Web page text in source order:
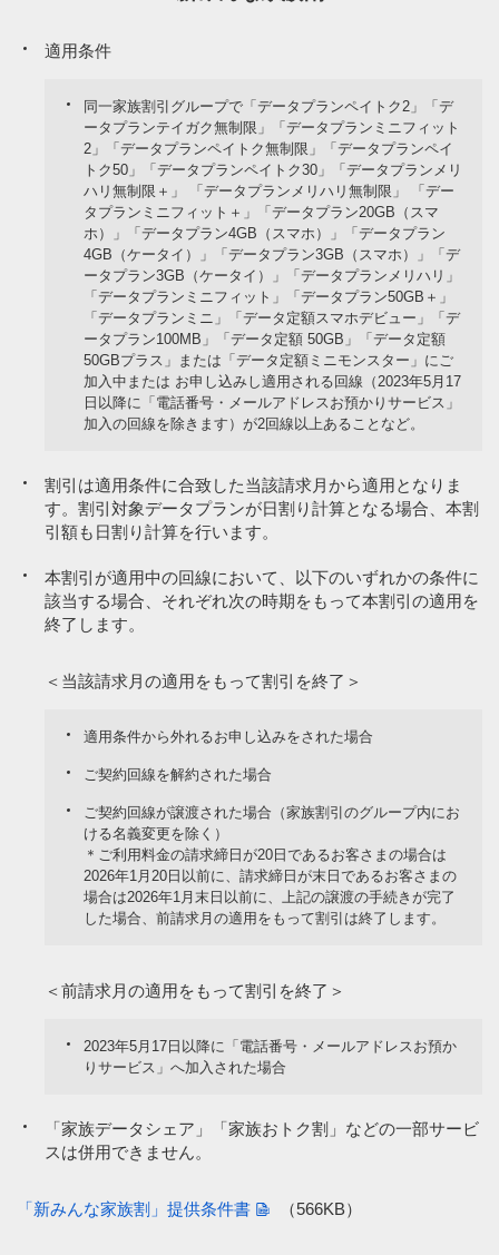
適用条件
同一家族割引グループで「データプランペイトク2」「デ
ータプランテイガク無制限」「データプランミニフィット
2」「データプランペイトク無制限」「データプランペイ
トク50」「データプランペイトク30」「データプランメリ
ハリ無制限＋」 「データプランメリハリ無制限」 「デー
タプランミニフィット＋」「データプラン20GB（スマ
ホ）」「データプラン4GB（スマホ）」「データプラン
4GB（ケータイ）」「データプラン3GB（スマホ）」「デ
ータプラン3GB（ケータイ）」「データプランメリハリ」
「データプランミニフィット」「データプラン50GB＋」
「データプランミニ」「データ定額スマホデビュー」「デ
ータプラン100MB」「データ定額 50GB」「データ定額
50GBプラス」または「データ定額ミニモンスター」にご
加入中または お申し込みし適用される回線（2023年5月17
日以降に「電話番号・メールアドレスお預かりサービス」
加入の回線を除きます）が2回線以上あることなど。
割引は適用条件に合致した当該請求月から適用となりま
す。割引対象データプランが日割り計算となる場合、本割
引額も日割り計算を行います。
本割引が適用中の回線において、以下のいずれかの条件に
該当する場合、それぞれ次の時期をもって本割引の適用を
終了します。
＜当該請求月の適用をもって割引を終了＞
適用条件から外れるお申し込みをされた場合
ご契約回線を解約された場合
ご契約回線が譲渡された場合（家族割引のグループ内にお
ける名義変更を除く）
＊ご利用料金の請求締日が20日であるお客さまの場合は
2026年1月20日以前に、請求締日が末日であるお客さまの
場合は2026年1月末日以前に、上記の譲渡の手続きが完了
した場合、前請求月の適用をもって割引は終了します。
＜前請求月の適用をもって割引を終了＞
2023年5月17日以降に「電話番号・メールアドレスお預か
りサービス」へ加入された場合
「家族データシェア」「家族おトク割」などの一部サービ
スは併用できません。
「新みんな家族割」提供条件書 （566KB）